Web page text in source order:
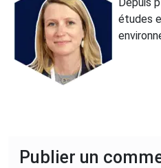
études
privée.
Publier un